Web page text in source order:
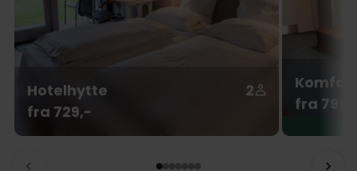
Hotelhytte
2
fra 729,-
Komfort
fra